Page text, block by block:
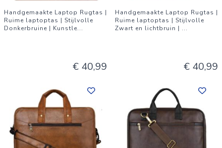
Handgemaakte Laptop Rugtas |
Ruime laptoptas | Stijlvolle
Donkerbruine | Kunstle...
€ 40,99
Handgemaakte Laptop Rugtas |
Ruime laptoptas | Stijlvolle
Zwart en lichtbruin | ...
€ 40,99